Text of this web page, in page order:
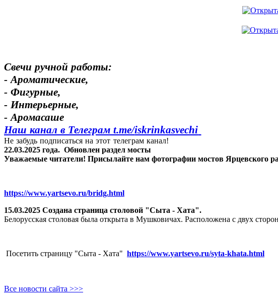
Свечи ручной работы:
- Ароматические,
- Фигурные,
- Интерьерные,
- Аромасаше
Наш канал в Телеграм t.me/iskrinkasvechi
Не забудь подписаться на этот телеграм канал!
22.03.2025 года. Обновлен раздел мосты
Уважаемые читатели! Присылайте нам фотографии мостов Ярцевского
https://www.yartsevo.ru/bridg.html
15.03.2025 Создана страница столовой "Сыта - Хата".
Белорусская столовая была открыта в Мушковичах. Расположена с двух
Посетить страницу "Сыта - Хата" https://www.yartsevo.ru/syta-khata.html
Все новости сайта >>>